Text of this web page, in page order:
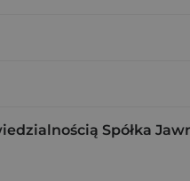
Spółka